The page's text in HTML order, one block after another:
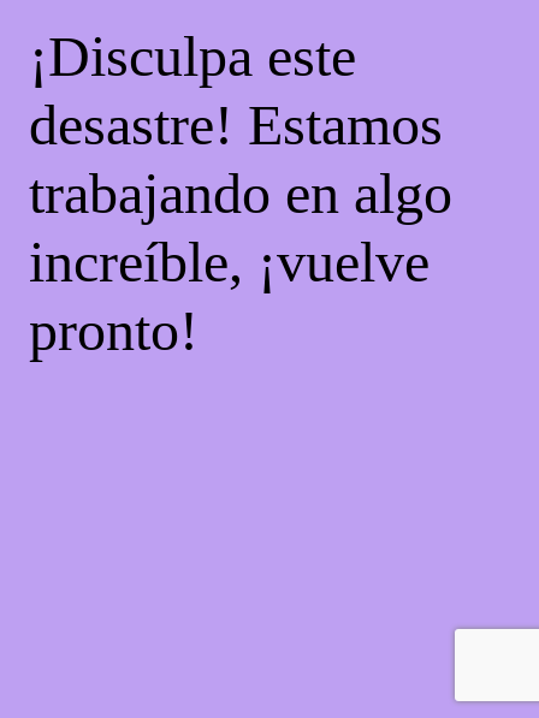
¡Disculpa este
desastre! Estamos
trabajando en algo
increíble, ¡vuelve
pronto!